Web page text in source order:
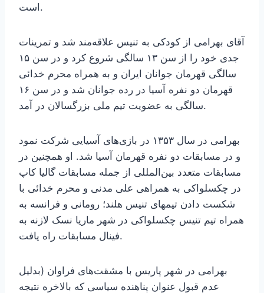
است.
آقای بهرامی از کودکی به تنیس علاقه‌مند شد و تمرینات
جدی خود را از سن ۱۳ سالگی شروع کرد و در سن ۱۵
سالگی قهرمان جوانان ایران و به همراه محرم خدائی
قهرمان دو نفره آسیا در رده جوانان شد و در سن ۱۶
سالگی به عضویت تیم ملی بزرگسالان در آمد.
بهرامی در سال ۱۳۵۳ در بازی‌های آسیایی شرکت نمود
و در مسابقات دو نفره قهرمان آسیا شد. او همچنین در
مسابقات متعدد بین‌المللی از جمله مسابقات گالیا کاپ
در چکسلواکی به همراهی علی مدنی و محرم خدائی با
شکست دادن تیمهای تنیس هلند؛ رومانی و فرانسه به
همراه تیم تنیس چکسلواکی در شهر ماریا نسک لازنه به
فینال مسابقات راه یافت.
بهرامی در شهر پاریس با مشقت‌های فراوان (بدلیل
عدم قبول عنوان پناهنده سیاسی که بالاخره نتیجه